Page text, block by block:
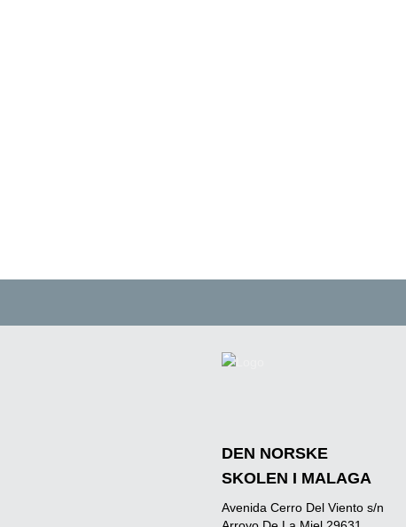
DEN NORSKE
SKOLEN I MALAGA
Avenida Cerro Del Viento s/n